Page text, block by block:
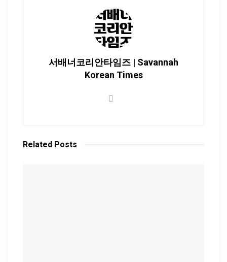
서배너코리안타임즈 | Savannah
Korean Times
Related Posts